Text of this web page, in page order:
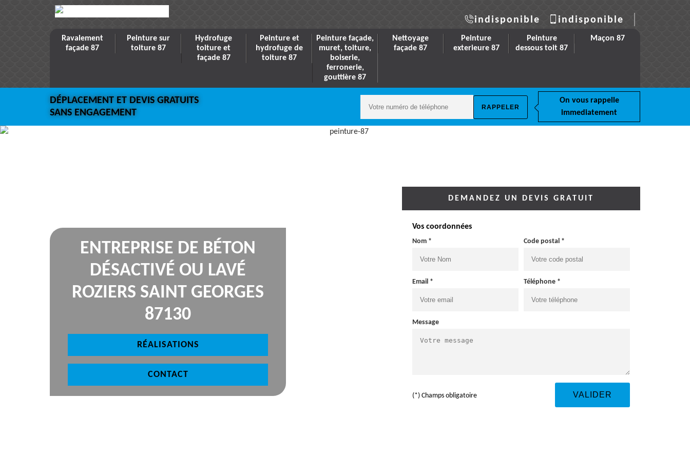
indisponible indisponible
Ravalement
façade 87
Peinture sur
toiture 87
Hydrofuge
toiture et
façade 87
Peinture et
hydrofuge de
toiture 87
Peinture façade,
muret, toiture,
boiserie,
ferronerie,
gouttière 87
Nettoyage
façade 87
Peinture
exterieure 87
Peinture
dessous toit 87
Maçon 87
DÉPLACEMENT ET DEVIS GRATUITS
SANS ENGAGEMENT
On vous rappelle
immediatement
ENTREPRISE DE BÉTON
DÉSACTIVÉ OU LAVÉ
ROZIERS SAINT GEORGES
87130
RÉALISATIONS
CONTACT
DEMANDEZ UN DEVIS GRATUIT
Vos coordonnées
Nom * Code postal *
Email * Téléphone *
Message
(*) Champs obligatoire